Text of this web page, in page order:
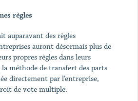
règles
auparavant des règles
auront désormais plus de
propres règles dans leurs
méthode de transfert des parts
directement par l’entreprise,
de vote multiple.